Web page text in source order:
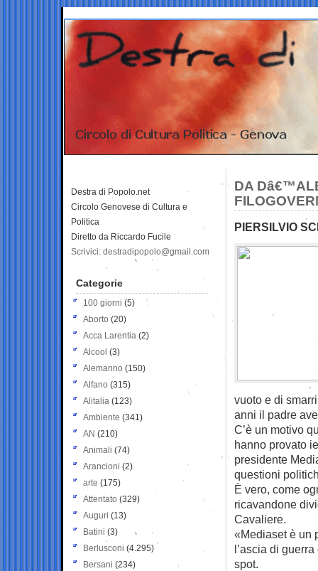
DA
PIERSILVIO
vuoto e di
anni il padre
C’è un motivo
hanno provato
presidente
questioni
È vero, come
ricavandone
Cavaliere.
«Mediaset è un
l’ascia di
spot.
Destra di Popolo.net
Circolo Genovese di Cultura e
Politica
Diretto da Riccardo Fucile
Scrivici: destradipopolo@gmail.com
Categorie
100 giorni (5)
Aborto (20)
Acca Larentia (2)
Alcool (3)
Alemanno (150)
Alfano (315)
Alitalia (123)
Ambiente (341)
AN (210)
Animali (74)
Arancioni (2)
arte (175)
Attentato (329)
Auguri (13)
Batini (3)
Berlusconi (4.295)
Bersani (234)